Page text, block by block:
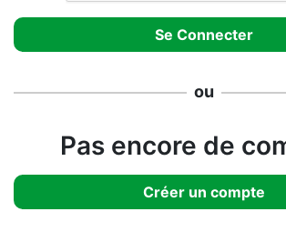
ou
Pas encore de
Créer un compte